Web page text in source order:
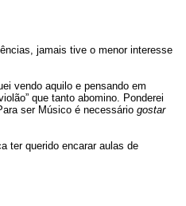
jamais tive o menor interesse
vendo aquilo e pensando em
que tanto abomino. Ponderei
ser Músico é necessáriogostar
ter querido encarar aulas de